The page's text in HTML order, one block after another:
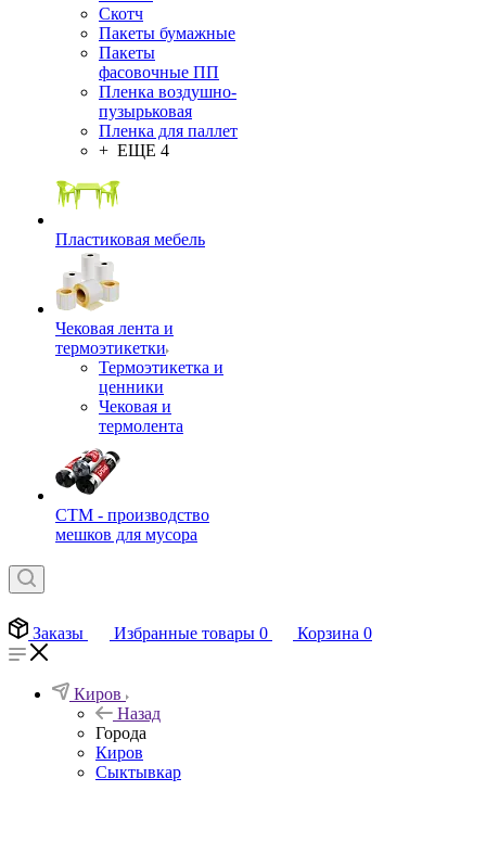
Скотч
Пакеты бумажные
Пакеты
фасовочные ПП
Пленка воздушно-
пузырьковая
Пленка для паллет
+ ЕЩЕ 4
Пластиковая мебель
Чековая лента и
термоэтикетки
Термоэтикетка и
ценники
Чековая и
термолента
СТМ - производство
мешков для мусора
Заказы Избранные товары 0 Корзина 0
Киров
Назад
Города
Киров
Сыктывкар